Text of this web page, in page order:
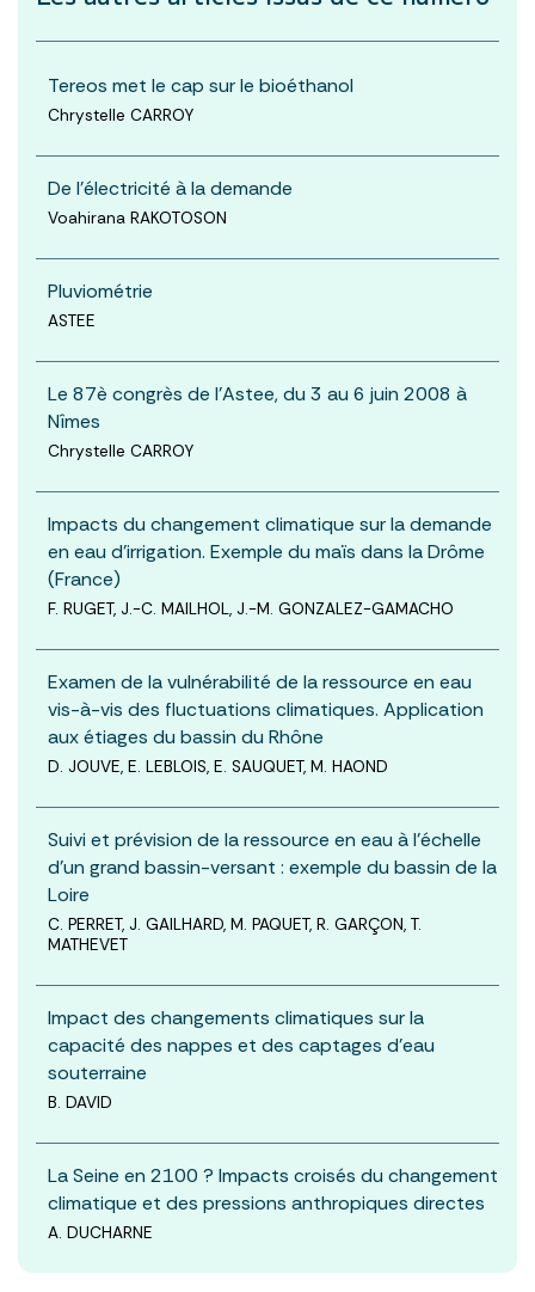
Tereos met le cap sur le bioéthanol
Chrystelle CARROY
De l'électricité à la demande
Voahirana RAKOTOSON
Pluviométrie
ASTEE
Le 87è congrès de l'Astee, du 3 au 6 juin 2008 à
Nîmes
Chrystelle CARROY
Impacts du changement climatique sur la demande
en eau d’irrigation. Exemple du maïs dans la Drôme
(France)
F. RUGET, J.-C. MAILHOL, J.-M. GONZALEZ-GAMACHO
Examen de la vulnérabilité de la ressource en eau
vis-à-vis des fluctuations climatiques. Application
aux étiages du bassin du Rhône
D. JOUVE, E. LEBLOIS, E. SAUQUET, M. HAOND
Suivi et prévision de la ressource en eau à l’échelle
d’un grand bassin-versant : exemple du bassin de la
Loire
C. PERRET, J. GAILHARD, M. PAQUET, R. GARÇON, T.
MATHEVET
Impact des changements climatiques sur la
capacité des nappes et des captages d’eau
souterraine
B. DAVID
La Seine en 2100 ? Impacts croisés du changement
climatique et des pressions anthropiques directes
A. DUCHARNE